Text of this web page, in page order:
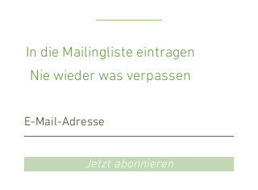
In die Mailingliste eintragen
Nie wieder was verpassen
Jetzt abonnieren